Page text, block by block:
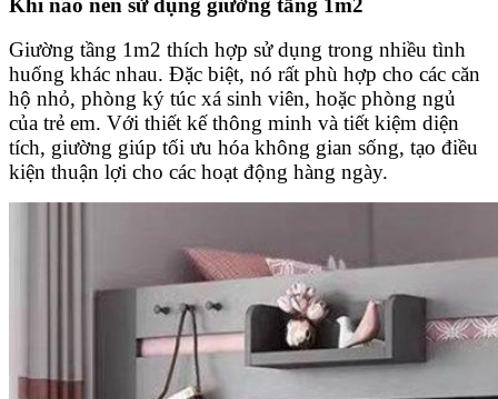
Giường tầng 1m2 thích hợp sử dụng trong nhiều tình
huống khác nhau. Đặc biệt, nó rất phù hợp cho các căn
hộ nhỏ, phòng ký túc xá sinh viên, hoặc phòng ngủ
của trẻ em. Với thiết kế thông minh và tiết kiệm diện
tích, giường giúp tối ưu hóa không gian sống, tạo điều
kiện thuận lợi cho các hoạt động hàng ngày.